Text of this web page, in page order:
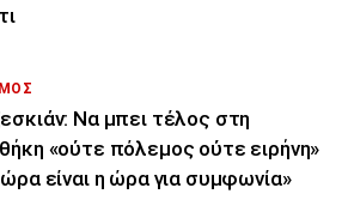
Να μπει τέλος στη
«ούτε πόλεμος ούτε ειρήνη»
είναι η ώρα για συμφωνία»